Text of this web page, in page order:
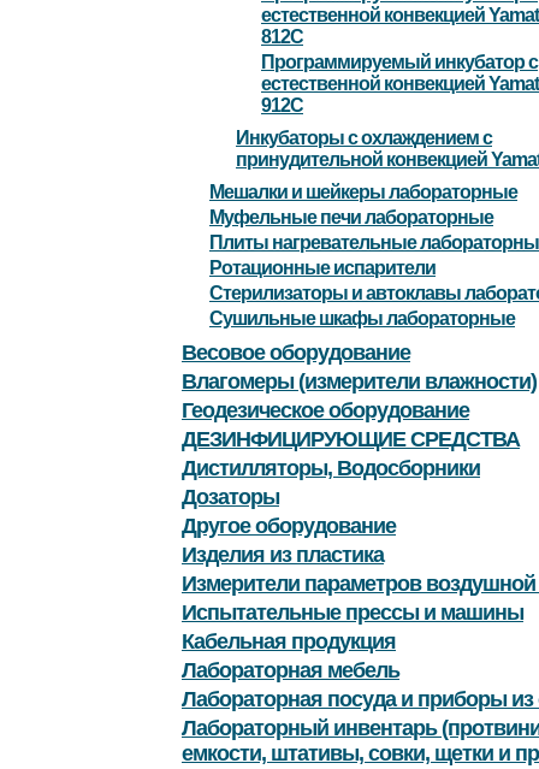
естественной конвекцией
812C
Программируемый инкубатор с
естественной конвекцией
912C
Инкубаторы с охлаждением с
принудительной конвекцией
Мешалки и шейкеры лабораторные
Муфельные печи лабораторные
Плиты нагревательные
Ротационные испарители
Стерилизаторы и автоклавы
Сушильные шкафы лабораторные
Весовое оборудование
Влагомеры (измерители влажности)
Геодезическое оборудование
ДЕЗИНФИЦИРУЮЩИЕ СРЕДСТВА
Дистилляторы, Водосборники
Дозаторы
Другое оборудование
Изделия из пластика
Измерители параметров
Испытательные прессы и машины
Кабельная продукция
Лабораторная мебель
Лабораторная посуда и приборы из
Лабораторный инвентарь
емкости, штативы, совки, щетки и